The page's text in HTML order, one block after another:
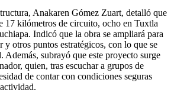
Anakaren Gómez Zuart, detalló que
17 kilómetros de circuito, ocho en Tuxtla
Indicó que la obra se ampliará para
y otros puntos estratégicos, con lo que se
Además, subrayó que este proyecto surge
quien, tras escuchar a grupos de
de contar con condiciones seguras